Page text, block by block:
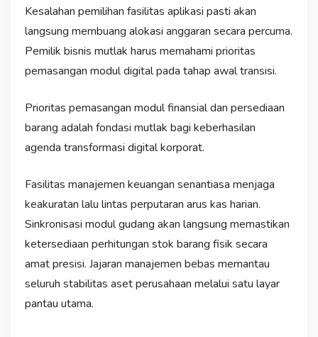
Kesalahan pemilihan fasilitas aplikasi pasti akan
langsung membuang alokasi anggaran secara percuma.
Pemilik bisnis mutlak harus memahami prioritas
pemasangan modul digital pada tahap awal transisi.
Prioritas pemasangan modul finansial dan persediaan
barang adalah fondasi mutlak bagi keberhasilan
agenda transformasi digital korporat.
Fasilitas manajemen keuangan senantiasa menjaga
keakuratan lalu lintas perputaran arus kas harian.
Sinkronisasi modul gudang akan langsung memastikan
ketersediaan perhitungan stok barang fisik secara
amat presisi. Jajaran manajemen bebas memantau
seluruh stabilitas aset perusahaan melalui satu layar
pantau utama.